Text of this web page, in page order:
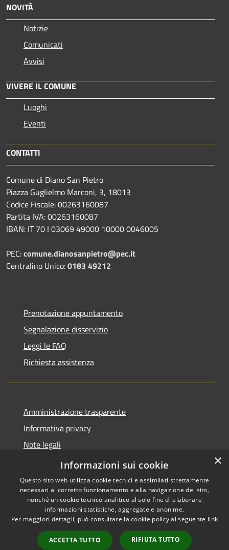
NOVITÀ
Notizie
Comunicati
Avvisi
VIVERE IL COMUNE
Luoghi
Eventi
CONTATTI
Comune di Diano San Pietro
Piazza Guglielmo Marconi, 3, 18013
Codice Fiscale: 00263160087
Partita IVA: 00263160087
IBAN: IT 70 I 03069 49000 10000 0046005
PEC:comune.dianosanpietro@pec.it
Centralino Unico:0183 49212
Prenotazione appuntamento
Segnalazione disservizio
Leggi le FAQ
Richiesta assistenza
Amministrazione trasparente
Informativa privacy
Note legali
Dichiarazione di accessibilità
Accessibilità
Copyright © 2026 • Comune di
Diano San Pietro • Powered by
Municipium•
Accesso
×
Informazioni sui cookie
Questo sito web utilizza cookie tecnici e assimilati strettamente
necessari al corretto funzionamento e alla navigazione del sito,
nonché un cookie tecnico analitico al solo fine di elaborare
informazioni statistiche, aggregate e anonime.
Per maggiori dettagli, può consultare la cookie policy al seguente link
ACCETTA TUTTO RIFIUTA TUTTO